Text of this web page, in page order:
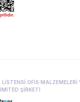
OFİS MALZEMELERİ
ŞİRKETİ